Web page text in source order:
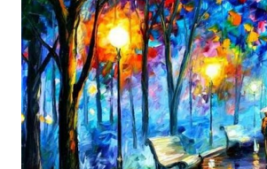
menggambar bentuk: 1. Kertas Gambar
membutuhkan kertas yang baik agar proses
nyaman dan maksimal. Bahan kertas yang baik
adalah tidak mudah sobek, mengingat
proses menggores dan menghapus. Kertas
ideal digunakan untuk menggambar. Dalam
menggunakan pen...